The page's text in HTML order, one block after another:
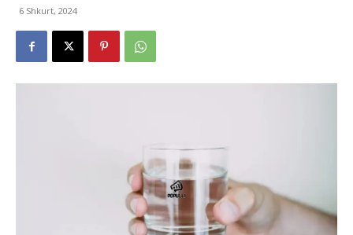
6 Shkurt, 2024